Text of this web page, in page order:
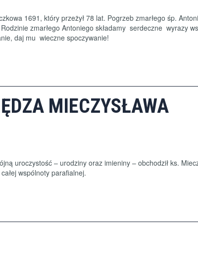
1691, który przeżył 78 lat. Pogrzeb zmarłego śp.
zmarłego Antoniego składamy serdeczne wyrazy
daj mu wieczne spoczywanie!
MIECZYSŁAWA
uroczystość – urodziny oraz imieniny – obchodził ks.
wspólnoty parafialnej.